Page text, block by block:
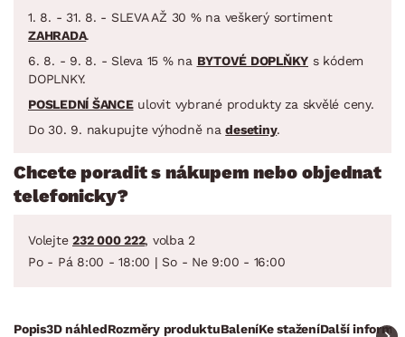
1. 8. - 31. 8. - SLEVA AŽ 30 % na veškerý sortiment
ZAHRADA.
6. 8. - 9. 8. - Sleva 15 % na BYTOVÉ DOPLŇKY s kódem
DOPLNKY.
POSLEDNÍ ŠANCEulovit vybrané produkty za skvělé ceny.
Do 30. 9. nakupujte výhodně nadesetiny.
Chcete poradit s nákupem nebo objednat
telefonicky?
Volejte 232 000 222, volba 2
Po - Pá 8:00 - 18:00 | So - Ne 9:00 - 16:00
Popis3D náhledRozměry produktuBaleníKe staženíDalší